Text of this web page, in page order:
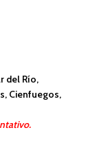
del Río,
Cienfuegos,